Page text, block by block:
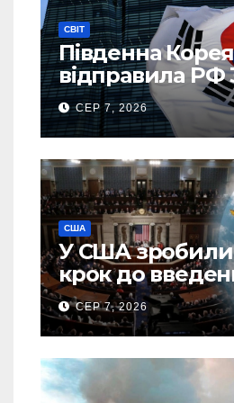
СВІТ
Південна Корея
відправила РФ
тонн
СЕР 7, 2026
США
У США
крок до
“пекельних
проти Росії
СЕР 7, 2026